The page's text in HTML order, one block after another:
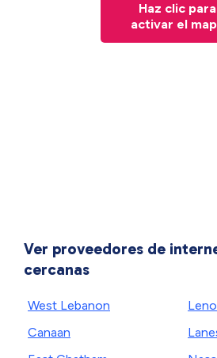
Haz clic para
activar el
Ver proveedores de
cercanas
West Lebanon
Canaan